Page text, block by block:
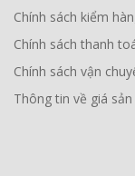
Chính sách kiểm
Chính sách thanh
Chính sách vận
Thông tin về giá